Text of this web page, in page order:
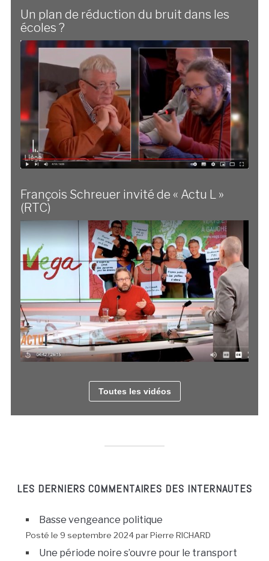
Un plan de réduction du bruit dans les
écoles ?
François Schreuer invité de « Actu L »
(RTC)
Toutes les vidéos
LES DERNIERS COMMENTAIRES DES INTERNAUTES
Basse vengeance politique
Posté le 9 septembre 2024 par Pierre RICHARD
Une période noire s’ouvre pour le transport